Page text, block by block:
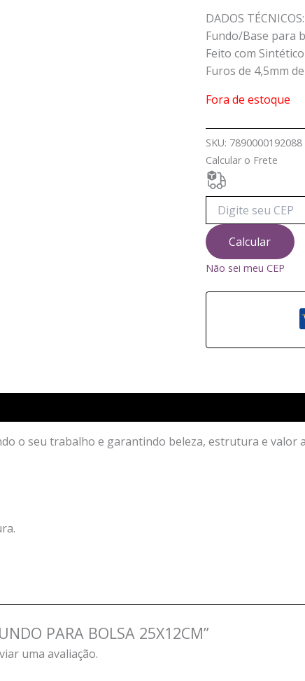
DADOS TÉCNICOS:
Fundo/Base para
Feito com
Furos de 4,5mm
Fora de estoque
SKU: 7890000192088
Calcular o Frete
Calcular
Não sei meu CEP
o seu trabalho e garantindo beleza, estrutura e valor
PARA BOLSA 25X12CM”
uma avaliação.